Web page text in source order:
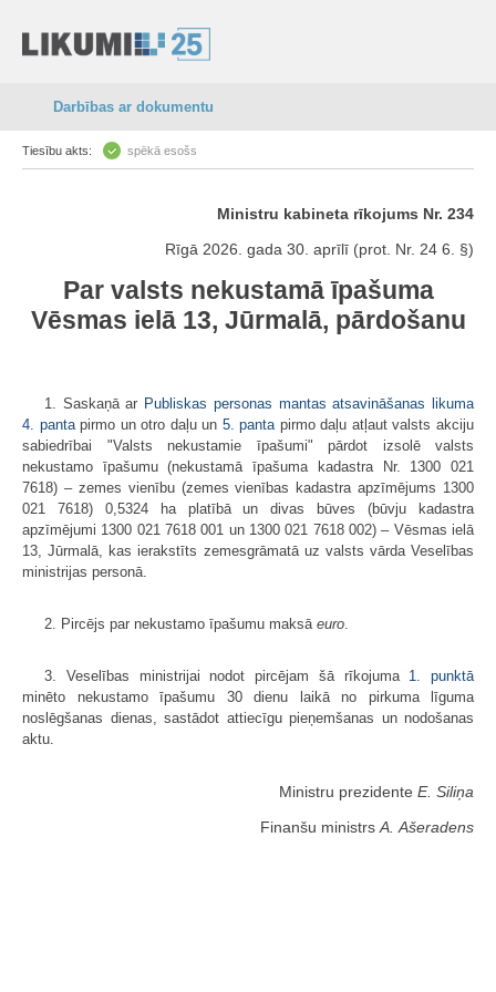
Darbības ar dokumentu
Tiesību akts: spēkā esošs
Ministru kabineta rīkojums Nr. 234
Rīgā 2026. gada 30. aprīlī (prot. Nr. 24 6. §)
Par valsts nekustamā īpašuma
Vēsmas ielā 13, Jūrmalā, pārdošanu
1. Saskaņā ar Publiskas personas mantas atsavināšanas likuma
4. pantapirmo un otro daļu un 5. panta pirmo daļu atļaut valsts akciju
sabiedrībai "Valsts nekustamie īpašumi" pārdot izsolē valsts
nekustamo īpašumu (nekustamā īpašuma kadastra Nr. 1300 021
7618) – zemes vienību (zemes vienības kadastra apzīmējums 1300
021 7618) 0,5324 ha platībā un divas būves (būvju kadastra
apzīmējumi 1300 021 7618 001 un 1300 021 7618 002) – Vēsmas ielā
13, Jūrmalā, kas ierakstīts zemesgrāmatā uz valsts vārda Veselības
ministrijas personā.
2. Pircējs par nekustamo īpašumu maksā euro
3. Veselības ministrijai nodot pircējam šā rīkojuma 1. punktā
minēto nekustamo īpašumu 30 dienu laikā no pirkuma līguma
noslēgšanas dienas, sastādot attiecīgu pieņemšanas un nodošanas
aktu.
Ministru prezidente E. Siliņa
Finanšu ministrs A. Ašeradens